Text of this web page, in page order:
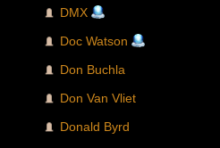
DMX
Doc Watson
Don Buchla
Don Van Vliet
Donald Byrd